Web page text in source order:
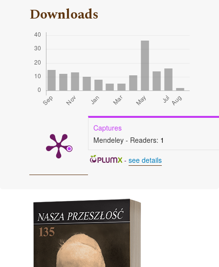
Downloads
Captures
Mendeley - Readers: 1
- see details
Cover image